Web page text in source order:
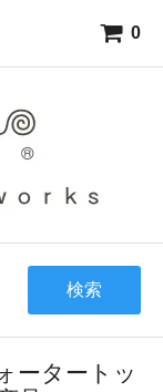
0
検索
ータートッ